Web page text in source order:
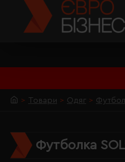
Товари Одяг
Футболка